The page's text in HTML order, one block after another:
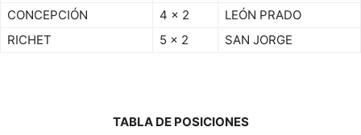
CONCEPCIÓN
4 x 2
LEÓN PRADO
RICHET
5 x 2 SAN JORGE
TABLA DE POSICIONES